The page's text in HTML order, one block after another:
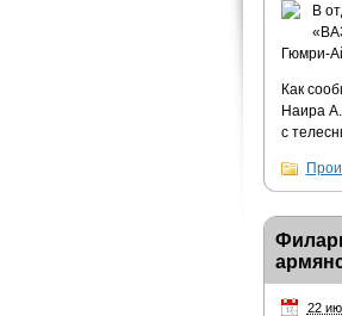
В
Гюмри-
Как
Наира
с
22